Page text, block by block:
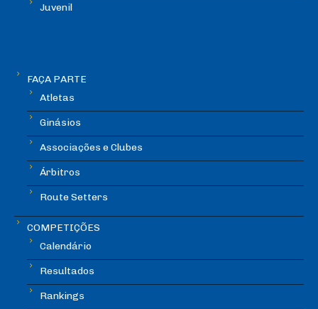
Juvenil
FAÇA PARTE
Atletas
Ginásios
Associações e Clubes
Árbitros
Route Setters
COMPETIÇÕES
Calendário
Resultados
Rankings